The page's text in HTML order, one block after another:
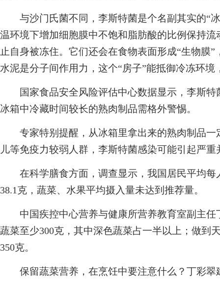
与沙门氏菌不同，李斯特菌是个名副其实的“冰
温环境下增加细胞膜中不饱和脂肪酸的比例保持
止自身被冻住。它们还会在食物表面形成“生物膜
水泥是分子间作用力，这个“房子”能抵御冷冻环
国家食品安全风险评估中心数据显示，李斯特
冰箱中冷藏时间较长的熟肉制品需格外警惕。
专家特别提醒，从冰箱里拿出来的熟肉制品一
儿等免疫力较弱人群，李斯特菌感染可能引起严
在科学膳食方面，调查显示，我国居民平均每
38.1克，蔬菜、水果平均摄入量未达到推荐量。
中国疾控中心营养与健康所营养教育室副主任
蔬菜至少300克，其中深色蔬菜占一半以上；做到
350克。
保留蔬菜营养，在烹饪中要注意什么？丁彩翠